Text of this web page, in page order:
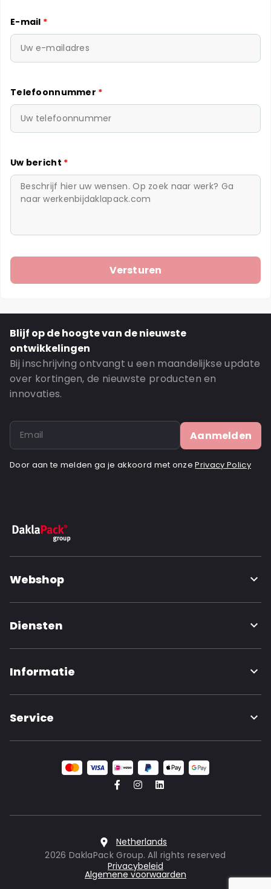
E-mail *
Telefoonnummer *
Uw bericht *
Blijf op de hoogte van de nieuwste
ontwikkelingen
Bij inschrijving ontvangt u een maandelijkse update
over kortingen, de nieuwste producten en
innovaties.
Aanmelden
Door aan te melden ga je akkoord met onzePrivacy Policy
Webshop
Diensten
Informatie
Service
Netherlands
2026 DaklaPack Group. All rights reserved
Privacybeleid
Algemene voorwaarden